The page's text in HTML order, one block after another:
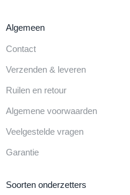
Algemeen
Contact
Verzenden & leveren
Ruilen en retour
Algemene voorwaarden
Veelgestelde vragen
Garantie
Soorten onderzetters